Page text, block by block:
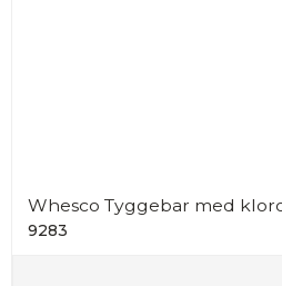
Whesco Tyggebar med
9283